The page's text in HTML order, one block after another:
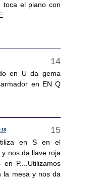
toca el piano con
en U da gema
en EN Q
en S en el
nos da llave roja
P....Utilizamos
la mesa y nos da